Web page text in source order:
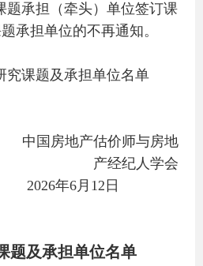
题承担（牵头）单位签订课
承担单位的不再通知。
究课题及承担单位名单
中国房地产估价师与房地
产经纪人学会
年6月12日
题及承担单位名单